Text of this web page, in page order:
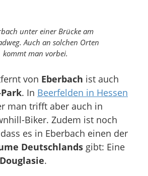
unter einer Brücke am
Auch an solchen Orten
kommt man vorbei.
von Eberbach ist auch
. In Beerfelden in Hessen
man trifft aber auch in
Biker. Zudem ist noch
es in Eberbach einen der
Deutschlands gibt: Eine
Douglasie.